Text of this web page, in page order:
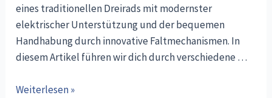
eines traditionellen Dreirads mit modernster
elektrischer Unterstützung und der bequemen
Handhabung durch innovative Faltmechanismen. In
diesem Artikel führen wir dich durch verschiedene …
Elektro
Weiterlesen »